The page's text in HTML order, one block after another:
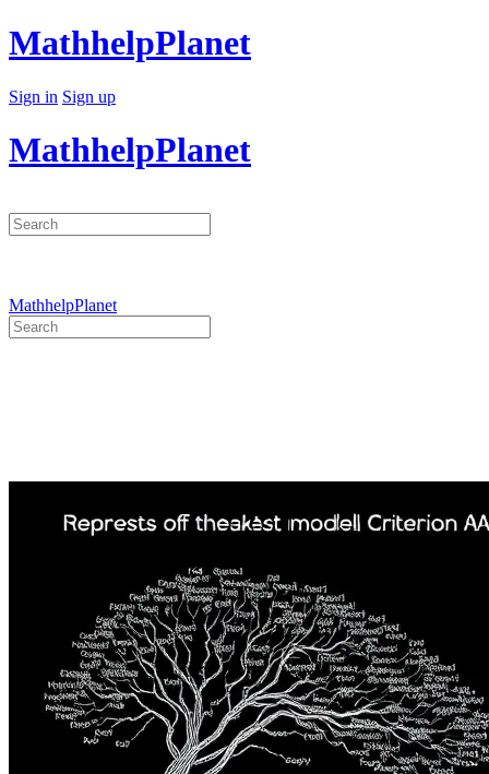
Toggle
Side
MathhelpPlanet
More
Sign in Sign up
MathhelpPlanet
Search
for:
MathhelpPlanet
Search
for: